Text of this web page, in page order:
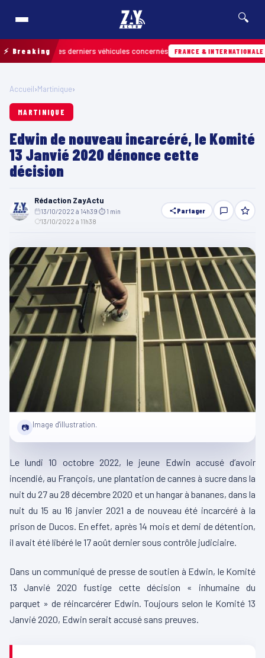
🔍
⚡ Breakingles derniers véhicules concernés FRANCE & INTERNATIONALE Hier
Accueil›Martinique›
MARTINIQUE
Edwin de nouveau incarcéré, le Komité
13 Janvié 2020 dénonce cette
décision
Rédaction ZayActu
13/10/2022 à 14h39 ⏱ 1 min
13/10/2022 à 11h38
Partager
📷 Image d'illustration.
Le lundi 10 octobre 2022, le jeune Edwin accusé d’avoir
incendié, au François, une plantation de cannes à sucre dans la
nuit du 27 au 28 décembre 2020 et un hangar à bananes, dans la
nuit du 15 au 16 janvier 2021 a de nouveau été incarcéré à la
prison de Ducos. En effet, après 14 mois et demi de détention,
il avait été libéré le 17 août dernier sous contrôle judiciaire.
Dans un communiqué de presse de soutien à Edwin, le Komité
13 Janvié 2020 fustige cette décision « inhumaine du
parquet » de réincarcérer Edwin. Toujours selon le Komité 13
Janvié 2020, Edwin serait accusé sans preuves.